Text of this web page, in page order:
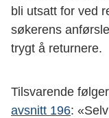
bli utsatt for ved
søkerens
trygt å returnere.
Tilsvarende
avsnitt 196: